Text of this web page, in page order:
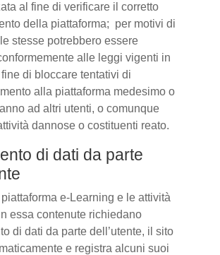
al fine di verificare il corretto
della piattaforma; per motivi di
stesse potrebbero essere
alle leggi vigenti in
di bloccare tentativi di
alla piattaforma medesimo o
ad altri utenti, o comunque
dannose o costituenti reato.
di dati da parte
e-Learning e le attività
essa contenute richiedano
di dati da parte dell’utente, il sito
e registra alcuni suoi